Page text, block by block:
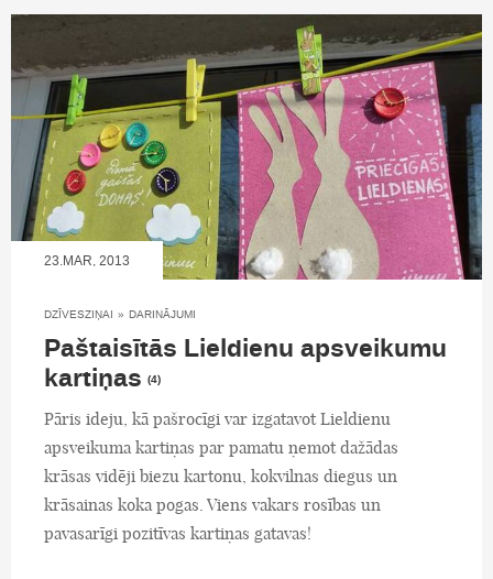
23.MAR, 2013
DZĪVESZIŅAI » DARINĀJUMI
Paštaisītās Lieldienu apsveikumu
kartiņas (4)
Pāris ideju, kā pašrocīgi var izgatavot Lieldienu
apsveikuma kartiņas par pamatu ņemot dažādas
krāsas vidēji biezu kartonu, kokvilnas diegus un
krāsainas koka pogas. Viens vakars rosības un
pavasarīgi pozitīvas kartiņas gatavas!